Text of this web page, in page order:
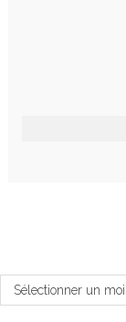
Archives